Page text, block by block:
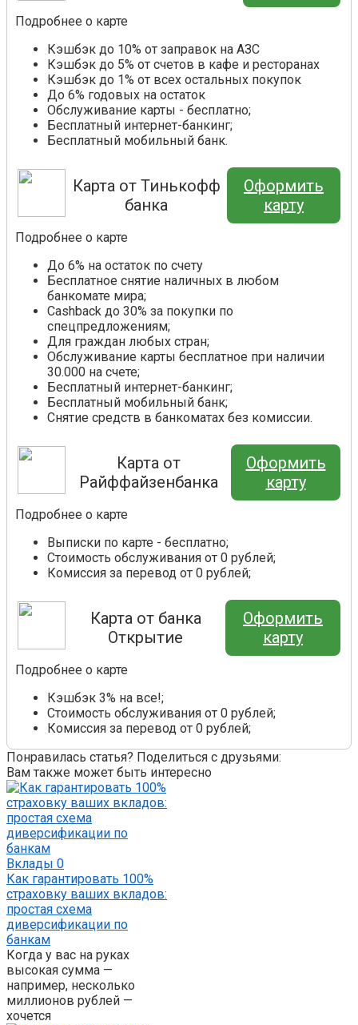
Подробнее о карте
Кэшбэк до 10% от заправок на АЗС
Кэшбэк до 5% от счетов в кафе и ресторанах
Кэшбэк до 1% от всех остальных покупок
До 6% годовых на остаток
Обслуживание карты - бесплатно;
Бесплатный интернет-банкинг;
Бесплатный мобильный банк.
Карта от Тинькофф
банка
Оформить
карту
Подробнее о карте
До 6% на остаток по счету
Бесплатное снятие наличных в любом
банкомате мира;
Cashback до 30% за покупки по
спецпредложениям;
Для граждан любых стран;
Обслуживание карты бесплатное при наличии
30.000 на счете;
Бесплатный интернет-банкинг;
Бесплатный мобильный банк;
Снятие средств в банкоматах без комиссии.
Карта от
Райффайзенбанка
Оформить
карту
Подробнее о карте
Выписки по карте - бесплатно;
Стоимость обслуживания от 0 рублей;
Комиссия за перевод от 0 рублей;
Карта от банка
Открытие
Оформить
карту
Подробнее о карте
Кэшбэк 3% на все!;
Стоимость обслуживания от 0 рублей;
Комиссия за перевод от 0 рублей;
Понравилась статья? Поделиться с друзьями:
Вам также может быть интересно
Вклады 0
Как гарантировать 100%
страховку ваших вкладов:
простая схема
диверсификации по
банкам
Когда у вас на руках
высокая сумма —
например, несколько
миллионов рублей —
хочется